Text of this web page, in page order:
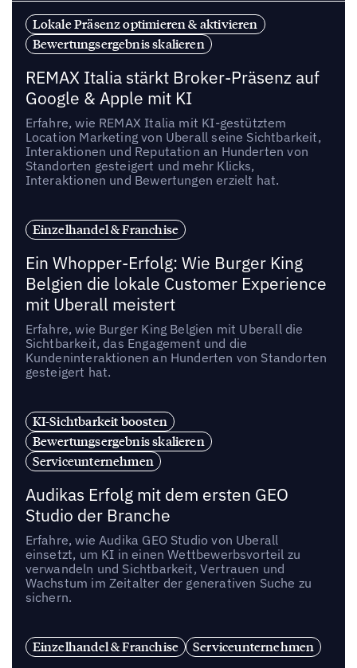
Lokale Präsenz optimieren & aktivieren
Bewertungsergebnis skalieren
REMAX Italia stärkt Broker-Präsenz auf
Google & Apple mit KI
Erfahre, wie REMAX Italia mit KI-gestütztem
Location Marketing von Uberall seine Sichtbarkeit,
Interaktionen und Reputation an Hunderten von
Standorten gesteigert und mehr Klicks,
Interaktionen und Bewertungen erzielt hat.
Einzelhandel & Franchise
Ein Whopper-Erfolg: Wie Burger King
Belgien die lokale Customer Experience
mit Uberall meistert
Erfahre, wie Burger King Belgien mit Uberall die
Sichtbarkeit, das Engagement und die
Kundeninteraktionen an Hunderten von Standorten
gesteigert hat.
KI-Sichtbarkeit boosten
Bewertungsergebnis skalieren
Serviceunternehmen
Audikas Erfolg mit dem ersten GEO
Studio der Branche
Erfahre, wie Audika GEO Studio von Uberall
einsetzt, um KI in einen Wettbewerbsvorteil zu
verwandeln und Sichtbarkeit, Vertrauen und
Wachstum im Zeitalter der generativen Suche zu
sichern.
Einzelhandel & Franchise Serviceunternehmen